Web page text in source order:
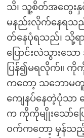
သိ၊ သူ့စိတ်အတွေးနှ
မနည်းလိုက်နေရသည်
တ်နေပုံရသည်၊ သို့ရ
ပြောင်းလဲသွားသ
ပြန်၍မရလိုက်။ ကို
ကတော့ သဘောမတူ
ကျေနပ်နေတဲ့ပုံသာ
က ကိုကိုမျိုးသော်ပ
ဝက်ကတော့ မှန်သ